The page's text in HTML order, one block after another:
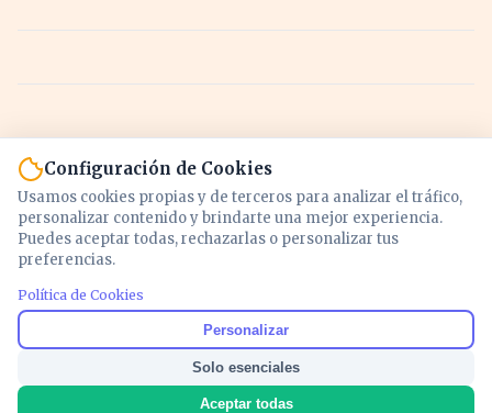
Noticias y análisis de economía, mercados,
inversión y política. Información actualizada
para entender lo que mueve tu dinero y tu
país.
Configuración de Cookies
Usamos cookies propias y de terceros para analizar el tráfico,
personalizar contenido y brindarte una mejor experiencia.
Puedes aceptar todas, rechazarlas o personalizar tus
preferencias.
Política de Cookies
Personalizar
Solo esenciales
Aceptar todas